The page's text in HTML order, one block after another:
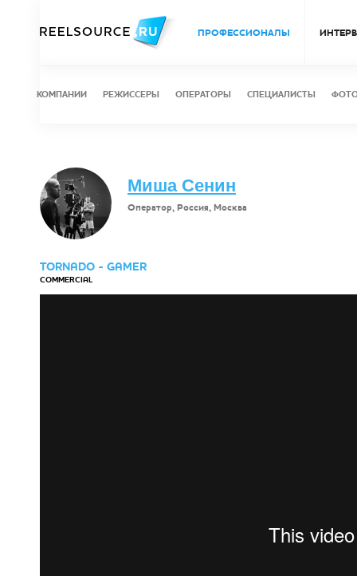
ПРОФЕССИОНАЛЫ
КОМПАНИИ РЕЖИССЕРЫ ОПЕРАТОРЫ СПЕЦИАЛИСТЫ
Миша Сенин
Оператор, Россия, Москва
TORNADO - GAMER
COMMERCIAL